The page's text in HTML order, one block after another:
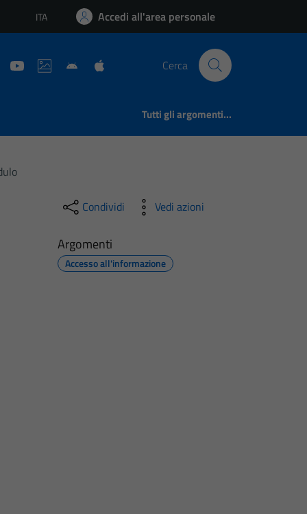
Lingua attiva:
ITA Accedi all'area personale
Cerca
Tutti gli argomenti...
Condividi Vedi azioni
Argomenti
Accesso all'informazione